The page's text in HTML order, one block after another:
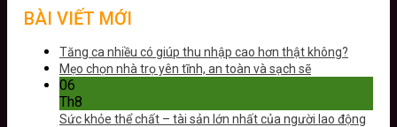
BÀI VIẾT MỚI
Tăng ca nhiều có giúp thu nhập cao hơn thật không?
Mẹo chọn nhà trọ yên tĩnh, an toàn và sạch sẽ
06
Th8
Sức khỏe thể chất – tài sản lớn nhất của người lao động